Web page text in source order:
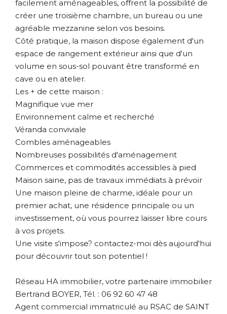
facilement aménageables, offrent la possibilité de
créer une troisième chambre, un bureau ou une
agréable mezzanine selon vos besoins.
Côté pratique, la maison dispose également d'un
espace de rangement extérieur ainsi que d'un
volume en sous-sol pouvant être transformé en
cave ou en atelier.
Les + de cette maison :
Magnifique vue mer
Environnement calme et recherché
Véranda conviviale
Combles aménageables
Nombreuses possibilités d'aménagement
Commerces et commodités accessibles à pied
Maison saine, pas de travaux immédiats à prévoir
Une maison pleine de charme, idéale pour un
premier achat, une résidence principale ou un
investissement, où vous pourrez laisser libre cours
à vos projets.
Une visite s'impose? contactez-moi dès aujourd'hui
pour découvrir tout son potentiel !
Réseau HA immobilier, votre partenaire immobilier
Bertrand BOYER, Tél. : 06 92 60 47 48
Agent commercial immatriculé au RSAC de SAINT